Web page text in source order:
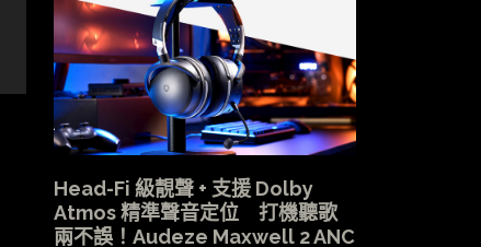
Head-Fi 級靚聲 + 支援 Dolby
Atmos 精準聲音定位 打機聽歌
兩不誤！Audeze Maxwell 2 ANC